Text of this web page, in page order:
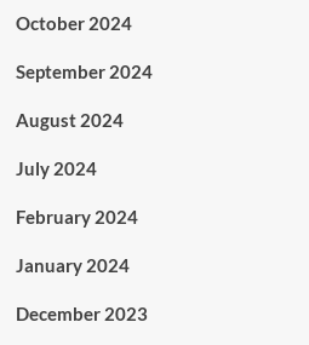
October 2024
September 2024
August 2024
July 2024
February 2024
January 2024
December 2023